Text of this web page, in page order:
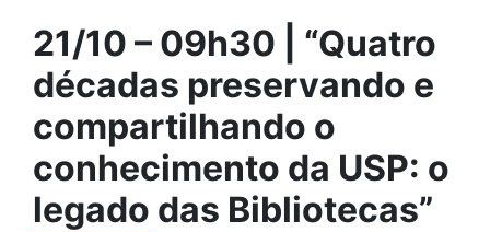
21/10 – 09h30 | “Quatro
décadas preservando e
compartilhando o
conhecimento da USP: o
legado das Bibliotecas”